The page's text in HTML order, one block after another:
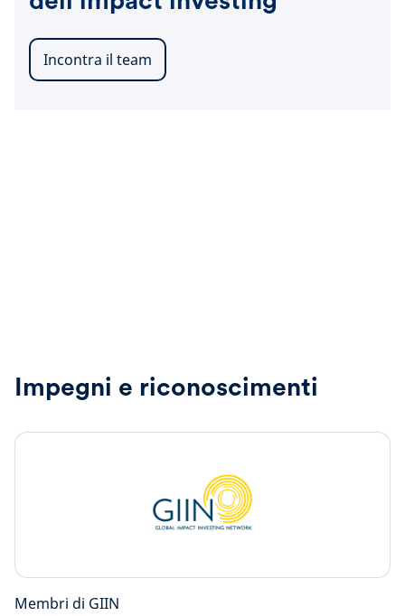
Incontra il team
Impegni e riconoscimenti
Membri di GIIN